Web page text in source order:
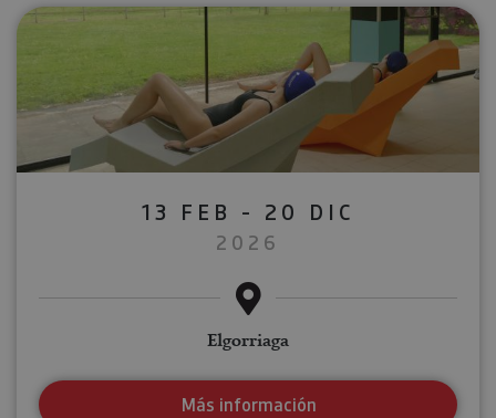
13 FEB - 20 DIC
2026
Elgorriaga
Más información